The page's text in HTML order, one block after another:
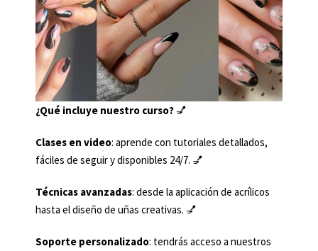
¿Qué incluye nuestro curso? 💅
Clases en video: aprende con tutoriales detallados,
fáciles de seguir y disponibles 24/7. 💅
Técnicas avanzadas: desde la aplicación de acrílicos
hasta el diseño de uñas creativas. 💅
Soporte personalizado: tendrás acceso a nuestros